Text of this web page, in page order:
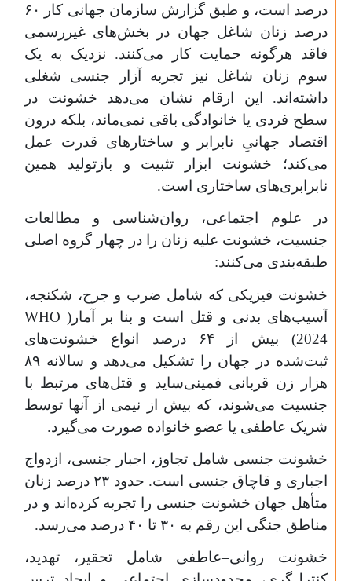
درصد است، و طبق گزارش سازمان جهانی کار
۶۰
درصد زنان شاغل جهان در بخش‌های غیررسمی
فاقد هرگونه حمایت کار می‌کنند. نزدیک به یک‌
سوم زنان شاغل نیز تجربه آزار جنسی شغلی
داشته‌اند. این ارقام نشان می‌دهد خشونت در
سطح فردی یا خانوادگی باقی نمی‌ماند، بلکه درون
اقتصاد جهانیِ نابرابر و ساختارهای قدرت عمل
می‌کند؛ خشونت ابزار تثبیت و بازتولید همین
نابرابری‌های ساختاری است.
در علوم اجتماعی، روان‌شناسی و مطالعات
جنسیت، خشونت علیه زنان را در چهار گروه اصلی
طبقه‌بندی می‌کنند:
خشونت فیزیکی که شامل ضرب و جرح، شکنجه،
آسیب‌های بدنی و قتل است و بنا بر آمار( WHO
2024) بیش از
۶۴ درصد انواع خشونت‌های
ثبت‌شده در جهان را تشکیل می‌دهد و سالانه ۸۹
هزار زن قربانی فمینی‌ساید و قتل‌های مرتبط با
جنسیت می‌شوند، که بیش از نیمی از آنها توسط
شریک عاطفی یا عضو خانواده صورت می‌گیرد.
خشونت جنسی شامل تجاوز، اجبار جنسی، ازدواج
اجباری و قاچاق جنسی است. حدود ۲۳ درصد زنان
متأهل جهان خشونت جنسی را تجربه کرده‌اند و در
مناطق جنگی این رقم به ۳۰ تا ۴۰ درصد می‌رسد.
خشونت روانی–عاطفی شامل تحقیر، تهدید،